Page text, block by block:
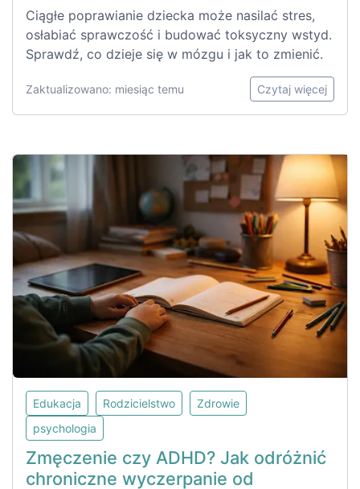
Ciągłe poprawianie dziecka może nasilać stres,
osłabiać sprawczość i budować toksyczny wstyd.
Sprawdź, co dzieje się w mózgu i jak to zmienić.
Zaktualizowano: miesiąc temu Czytaj więcej
Edukacja Rodzicielstwo
Zdrowie
psychologia
Zmęczenie czy ADHD? Jak odróżnić
chroniczne wyczerpanie od